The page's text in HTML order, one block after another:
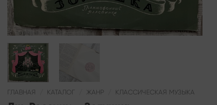
ГЛАВНАЯ КАТАЛОГ ЖАНР КЛАССИЧЕСКАЯ МУЗЫКА